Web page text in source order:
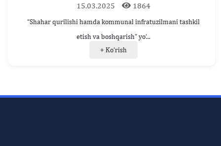
15.03.2025 1864
“Shahar qurilishi hamda kommunal infratuzilmani tashkil
etish va boshqarish” yo‘...
+ Ko‘rish